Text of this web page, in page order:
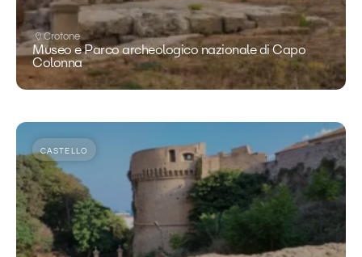
Crotone
Museo e Parco archeologico nazionale di Capo
Colonna
CASTELLO